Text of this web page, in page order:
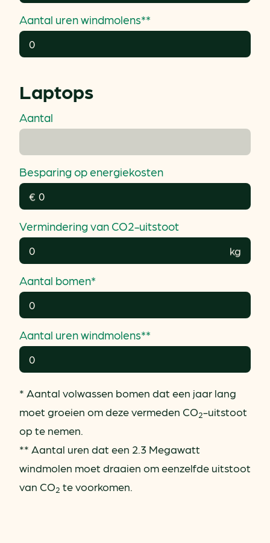
Aantal uren windmolens**
Laptops
Aantal
Besparing op energiekosten
€
Vermindering van CO2-uitstoot
kg
Aantal bomen*
Aantal uren windmolens**
* Aantal volwassen bomen dat een jaar lang
moet groeien om deze vermeden CO2-uitstoot
op te nemen.
** Aantal uren dat een 2.3 Megawatt
windmolen moet draaien om eenzelfde uitstoot
van CO2 te voorkomen.